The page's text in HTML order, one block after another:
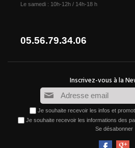
Le samedi : 10h-12h / 14h-18 h
05.56.79.34.06
Je souhaite recevoir les infos et
Je souhaite recevoir les informations des
Se désabonner